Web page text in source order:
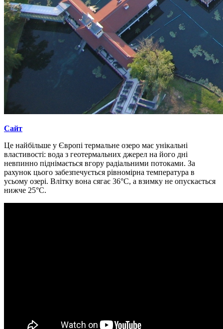
Сайт
Це найбільше у Європі термальне озеро має унікальні
властивості: вода з геотермальних джерел на його дні
невпинно піднімається вгору радіальними потоками. За
рахунок цього забезпечується рівномірна температура в
усьому озері. Влітку вона сягає 36°С, а взимку не опускається
нижче 25°С.